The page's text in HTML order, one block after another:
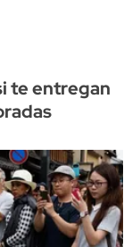
te entregan